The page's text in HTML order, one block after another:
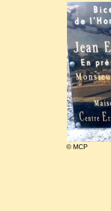
© MCP
Robert-
Albi